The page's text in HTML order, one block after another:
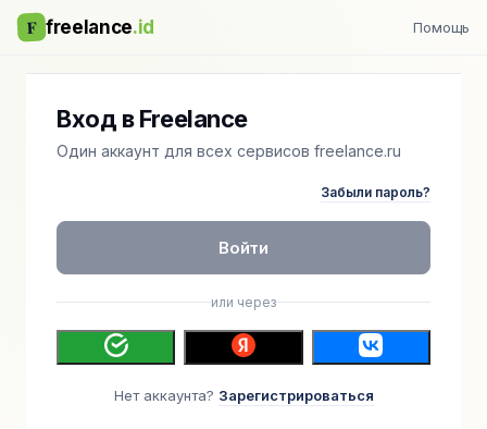
F freelance.id Помощь
Вход в Freelance
Один аккаунт для всех сервисов freelance.ru
Забыли пароль?
Войти
или через
Нет аккаунта? Зарегистрироваться